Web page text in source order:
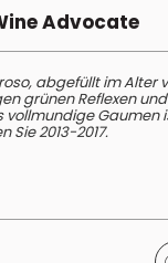
Advocate
abgefüllt im Alter
grünen Reflexen
vollmundige
Sie 2013-2017.